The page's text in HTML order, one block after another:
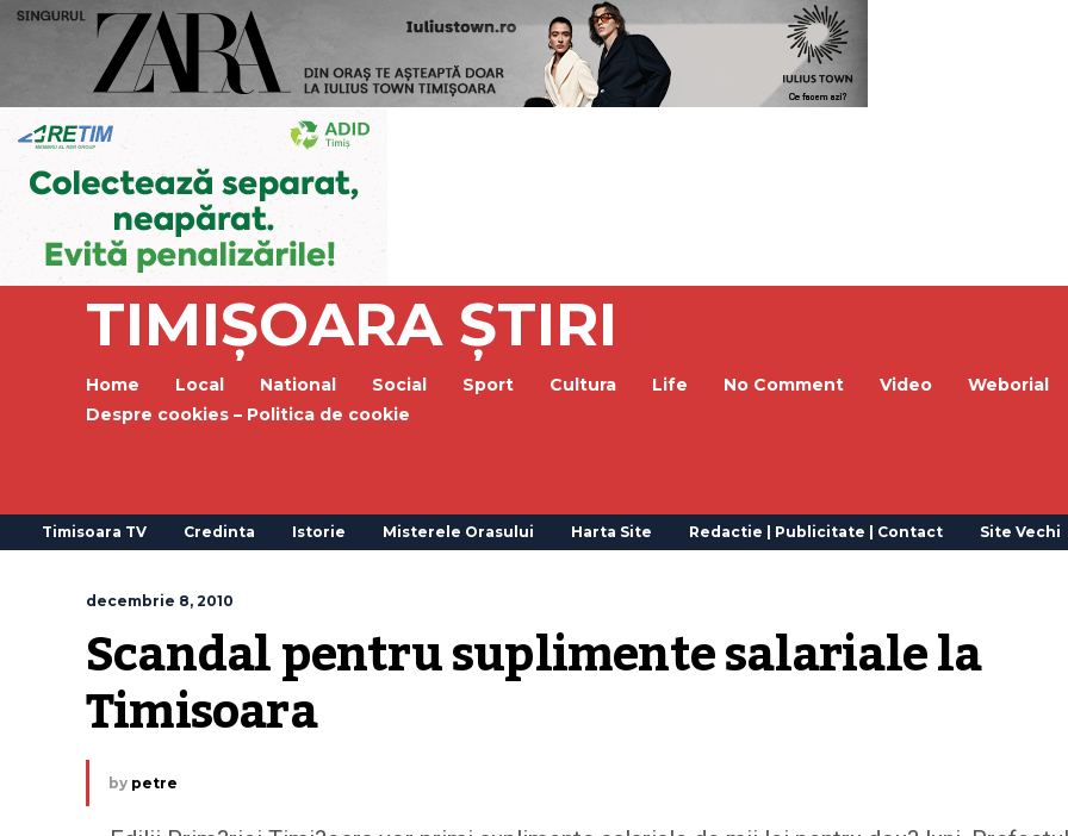
TIMIȘOARA ȘTIRI
Home Local National Social Sport Cultura Life No Comment Video Weborial
Despre cookies – Politica de cookie
Timisoara TV Credinta Istorie Misterele Orasului Harta Site Redactie | Publicitate | Contact Site Vechi
decembrie 8, 2010
Scandal pentru suplimente salariale la
Timisoara
by petre